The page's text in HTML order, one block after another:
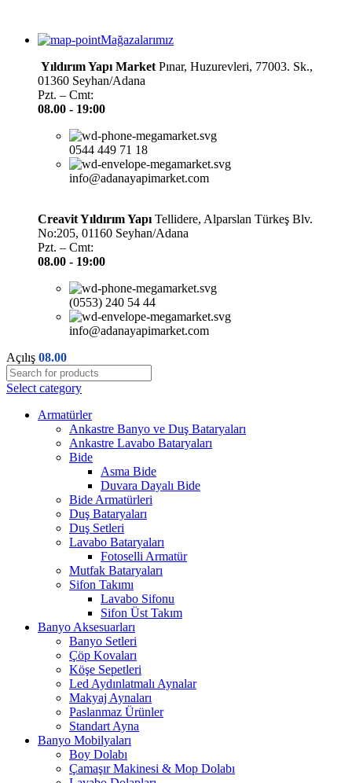
Mağazalarımız
Yıldırım Yapı Market Pınar, Huzurevleri, 77003. Sk.,
01360 Seyhan/Adana
Pzt. – Cmt:
08.00 - 19:00
0544 449 71 18
info@adanayapimarket.com
Creavit Yıldırım Yapı Tellidere, Alparslan Türkeş Blv.
No:205, 01160 Seyhan/Adana
Pzt. – Cmt:
08.00 - 19:00
(0553) 240 54 44
info@adanayapimarket.com
Açılış 08.00
Select category
Armatürler
Ankastre Banyo ve Duş Bataryaları
Ankastre Lavabo Bataryaları
Bide
Asma Bide
Duvara Dayalı Bide
Bide Armatürleri
Duş Bataryaları
Duş Setleri
Lavabo Bataryaları
Fotoselli Armatür
Mutfak Bataryaları
Sifon Takımı
Lavabo Sifonu
Sifon Üst Takım
Banyo Aksesuarları
Banyo Setleri
Çöp Kovaları
Köşe Sepetleri
Led Aydınlatmalı Aynalar
Makyaj Aynaları
Paslanmaz Ürünler
Standart Ayna
Banyo Mobilyaları
Boy Dolabı
Çamaşır Makinesi & Mop Dolabı